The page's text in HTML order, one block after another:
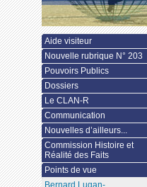
Aide visiteur
Nouvelle rubrique N° 203
Pouvoirs Publics
Dossiers
Le CLAN-R
Communication
Nouvelles d’ailleurs...
Commission Histoire et
Réalité des Faits
Points de vue